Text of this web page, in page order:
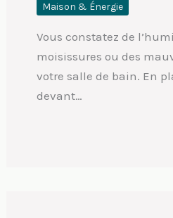
Maison & Énergie
Vous constatez de
moisissures ou des
votre salle de bain. En
devant…